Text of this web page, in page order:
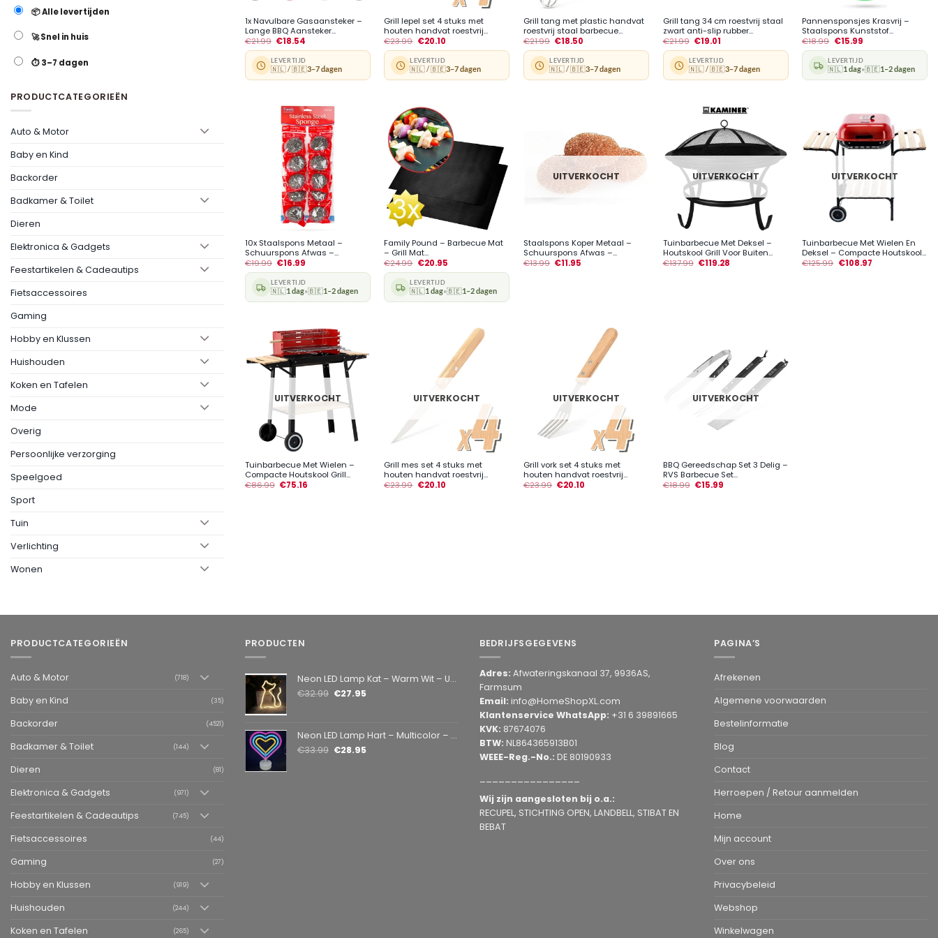
📦 Alle levertijden
🚀 Snel in huis
⏱️ 3–7 dagen
PRODUCTCATEGORIEËN
Auto & Motor
Baby en Kind
Backorder
Badkamer & Toilet
Dieren
Elektronica & Gadgets
Feestartikelen & Cadeautips
Fietsaccessoires
Gaming
Hobby en Klussen
Huishouden
Koken en Tafelen
Mode
Overig
Persoonlijke verzorging
Speelgoed
Sport
Tuin
Verlichting
Wonen
1x Navulbare Gasaansteker –
Lange BBQ Aansteker...
€21.99 €18.54
LEVERTIJD
🇳🇱 / 🇧🇪3–7 dagen
Grill lepel set 4 stuks met
houten handvat roestvrij...
€23.99 €20.10
LEVERTIJD
🇳🇱 / 🇧🇪3–7 dagen
Grill tang met plastic handvat
roestvrij staal barbecue...
€21.99 €18.50
LEVERTIJD
🇳🇱 / 🇧🇪3–7 dagen
Grill tang 34 cm roestvrij staal
zwart anti-slip rubber...
€21.99 €19.01
LEVERTIJD
🇳🇱 / 🇧🇪3–7 dagen
Pannensponsjes Krasvrij –
Staalspons Kunststof...
€18.99 €15.99
LEVERTIJD
🇳🇱1 dag•🇧🇪1–2 dagen
10x Staalspons Metaal –
Schuurspons Afwas –...
€19.99 €16.99
LEVERTIJD
🇳🇱1 dag•🇧🇪1–2 dagen
+
Family Pound – Barbecue Mat
– Grill Mat...
€24.99 €20.95
LEVERTIJD
🇳🇱1 dag•🇧🇪1–2 dagen
UITVERKOCHT
Staalspons Koper Metaal –
Schuurspons Afwas –...
€13.99 €11.95
+
UITVERKOCHT
Tuinbarbecue Met Deksel –
Houtskool Grill Voor Buiten...
€137.99 €119.28
UITVERKOCHT
Tuinbarbecue Met Wielen En
Deksel – Compacte Houtskool...
€125.99 €108.97
+
UITVERKOCHT
Tuinbarbecue Met Wielen –
Compacte Houtskool Grill...
€86.99 €75.16
+
UITVERKOCHT
Grill mes set 4 stuks met
houten handvat roestvrij...
€23.99 €20.10
UITVERKOCHT
Grill vork set 4 stuks met
houten handvat roestvrij...
€23.99 €20.10
UITVERKOCHT
BBQ Gereedschap Set 3 Delig –
RVS Barbecue Set...
€18.99 €15.99
PRODUCTCATEGORIEËN
Auto & Motor (718)
Baby en Kind (35)
Backorder (4521)
Badkamer & Toilet (144)
Dieren (81)
Elektronica & Gadgets (971)
Feestartikelen & Cadeautips (745)
Fietsaccessoires (44)
Gaming (27)
Hobby en Klussen (919)
Huishouden (244)
Koken en Tafelen (265)
PRODUCTEN
Neon LED Lamp Kat – Warm Wit – USB & Batterij – Decoratieve Tafellamp voor Kinderkamer – 28,5 x 24,5 cm
€32.99 €27.95
Neon LED Lamp Hart – Multicolor – USB & Batterij – Hartvormige Sfeerlamp – Kinderkamer & Slaapkamer – 25,2 x 23 cm
€33.99 €28.95
BEDRIJFSGEGEVENS
Adres: Afwateringskanaal 37, 9936AS,
Farmsum
Email: info@HomeShopXL.com
Klantenservice WhatsApp: +31 6 39891665
KVK: 87674076
BTW: NL864365913B01
WEEE-Reg.-No.: DE 80190933
Wij zijn aangesloten bij o.a.:
RECUPEL, STICHTING OPEN, LANDBELL, STIBAT EN
BEBAT
PAGINA’S
Afrekenen
Algemene voorwaarden
Bestelinformatie
Blog
Contact
Herroepen / Retour aanmelden
Home
Mijn account
Over ons
Privacybeleid
Webshop
Winkelwagen